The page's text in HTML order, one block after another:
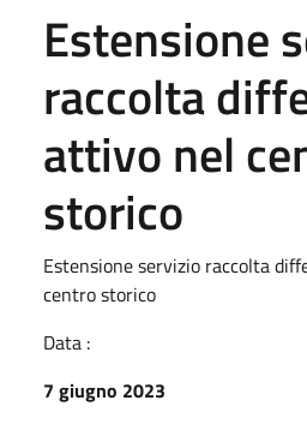
Estensione
raccolta
attivo nel
storico
Estensione servizio raccolta
centro storico
Data :
7 giugno 2023